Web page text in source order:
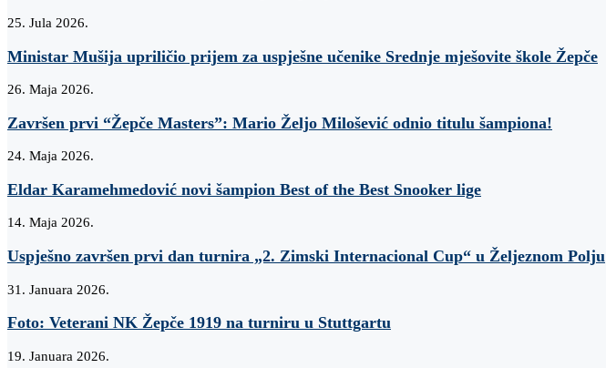
25. Jula 2026.
Ministar Mušija upriličio prijem za uspješne učenike Srednje mješovite škole Žepče
26. Maja 2026.
Završen prvi “Žepče Masters”: Mario Željo Milošević odnio titulu šampiona!
24. Maja 2026.
Eldar Karamehmedović novi šampion Best of the Best Snooker lige
14. Maja 2026.
Uspješno završen prvi dan turnira „2. Zimski Internacional Cup“ u Željeznom Polju
31. Januara 2026.
Foto: Veterani NK Žepče 1919 na turniru u Stuttgartu
19. Januara 2026.